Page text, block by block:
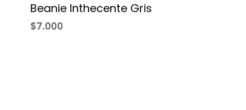
Beanie Inthecente Gris
$7.000